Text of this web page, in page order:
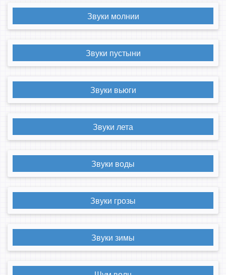
Звуки молнии
Звуки пустыни
Звуки вьюги
Звуки лета
Звуки воды
Звуки грозы
Звуки зимы